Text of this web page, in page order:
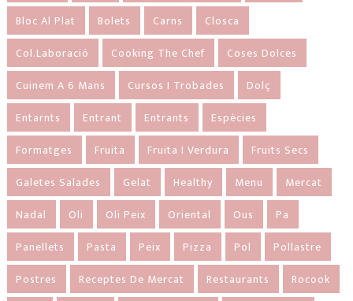
Bloc Al Plat
Bolets Carns
Closca
Col.laboració
Cooking The Chef
Coses Dolces
Cuinem A 6 Mans
Cursos I Trobades
Dolç
Entarnts
Entrant Entrants
Espècies
Formatges
Fruita Fruita I Verdura
Fruits Secs
Galetes Salades
Gelat Healthy Menu
Mercat
Nadal
Oli Oli Peix Oriental Ous
Pa
Panellets
Pasta Peix Pizza Pol
Pollastre
Postres
Receptes De Mercat Restaurants
Rocook